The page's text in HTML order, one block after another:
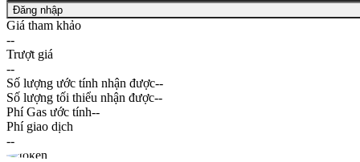
Đăng nhập
Giá tham khảo
--
Trượt giá
--
Số lượng ước tính nhận được--
Số lượng tối thiểu nhận được--
Phí Gas ước tính--
Phí giao dịch
--